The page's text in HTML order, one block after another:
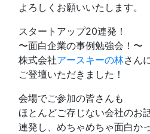
よろしくお願いいたします。
スタートアップ20連発！
〜面白企業の事例勉強会！〜
株式会社アースキーの林さん
ご登壇いただきました！
会場でご参加の皆さんも
ほとんどご存じない会社のお
連発し、めちゃめちゃ面白か